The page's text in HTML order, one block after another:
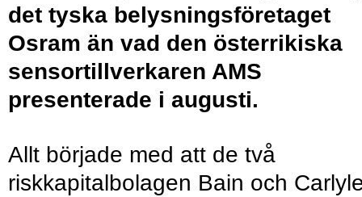
det tyska belysningsföretaget
Osram än vad den österrikiska
sensortillverkaren AMS
presenterade i augusti.
Allt började med att de två
riskkapitalbolagen Bain och